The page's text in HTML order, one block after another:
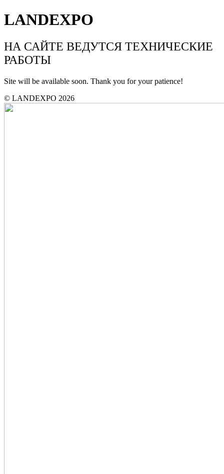
LANDEXPO
НА САЙТЕ ВЕДУТСЯ ТЕХНИЧЕСКИЕ
РАБОТЫ
Site will be available soon. Thank you for your patience!
© LANDEXPO 2026